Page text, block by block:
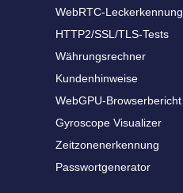
WebRTC-Leckerkennung
HTTP2/SSL/TLS-Tests
Währungsrechner
Kundenhinweise
WebGPU-Browserbericht
Gyroscope Visualizer
Zeitzonenerkennung
Passwortgenerator